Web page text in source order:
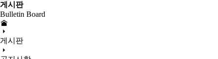
게시판
Bulletin Board
게시판